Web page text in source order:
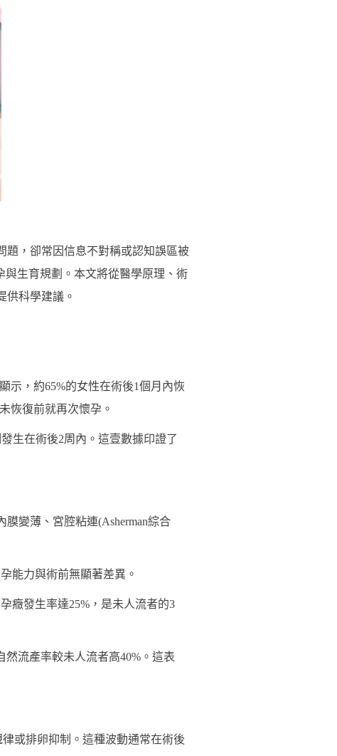
題，卻常因信息不對稱或認知誤區被
生育規劃。本文將從醫學原理、術
供科學建議。
示，約65%的女性在術後1個月內恢
恢復前就再次懷孕。
生在術後2周內。這壹數據印證了
變薄、宮腔粘連(Asherman綜合
能力與術前無顯著差異。
癥發生率達25%，是未人流者的3
流產率較未人流者高40%。這表
或排卵抑制。這種波動通常在術後